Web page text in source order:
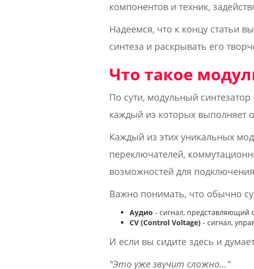
компонентов и техник,
Надеемся, что к концу статьи
синтеза и раскрывать его
Что такое
По сути, модульный
каждый из которых выполняет
Каждый из этих уникальных
переключателей,
возможностей для
Важно понимать, что обычно
Аудио - сигнал, представляющий
CV (Control Voltage) - сигнал,
И если вы сидите здесь и
"Это уже звучит сложно..."